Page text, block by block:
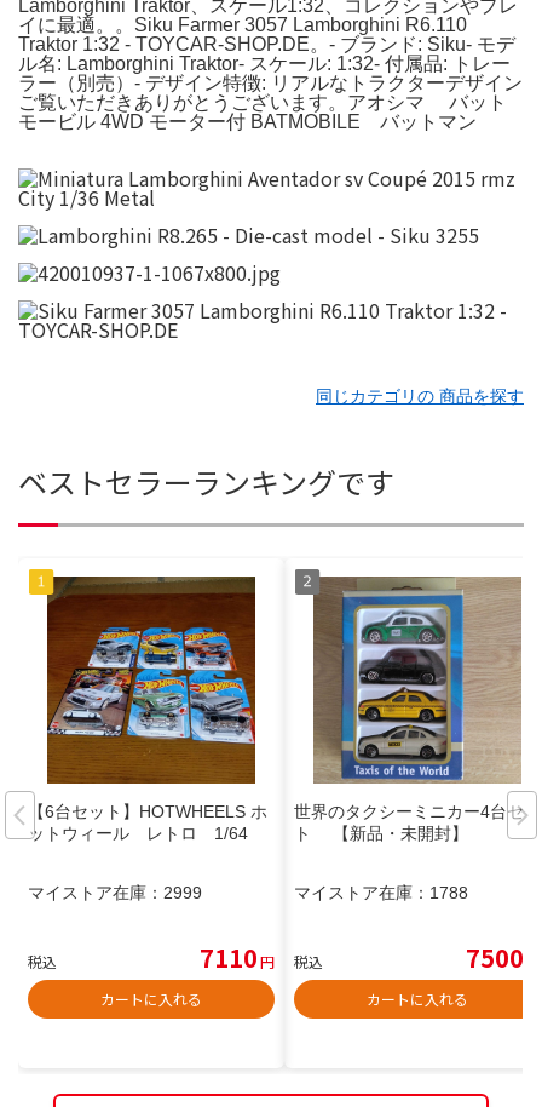
Lamborghini Traktor、スケール1:32、コレクションやプレ
イに最適。。Siku Farmer 3057 Lamborghini R6.110
Traktor 1:32 - TOYCAR-SHOP.DE。- ブランド: Siku- モデ
ル名: Lamborghini Traktor- スケール: 1:32- 付属品: トレー
ラー（別売）- デザイン特徴: リアルなトラクターデザイン
ご覧いただきありがとうございます。アオシマ バット
モービル 4WD モーター付 BATMOBILE バットマン
同じカテゴリの 商品を探す
ベストセラーランキングです
【6台セット】HOTWHEELS ホ
ットウィール レトロ 1/64
マイストア在庫： 2999
税込 7110円
カートに入れる
世界のタクシーミニカー4台セッ
ト 【新品・未開封】
マイストア在庫： 1788
税込 7500
カートに入れる